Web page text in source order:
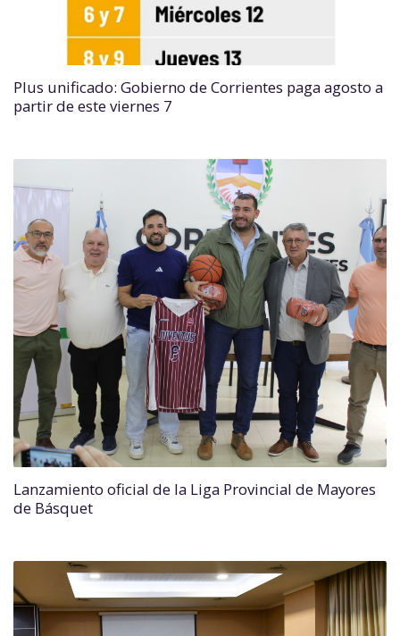
Plus unificado: Gobierno de Corrientes paga agosto a
partir de este viernes 7
Lanzamiento oficial de la Liga Provincial de Mayores
de Básquet